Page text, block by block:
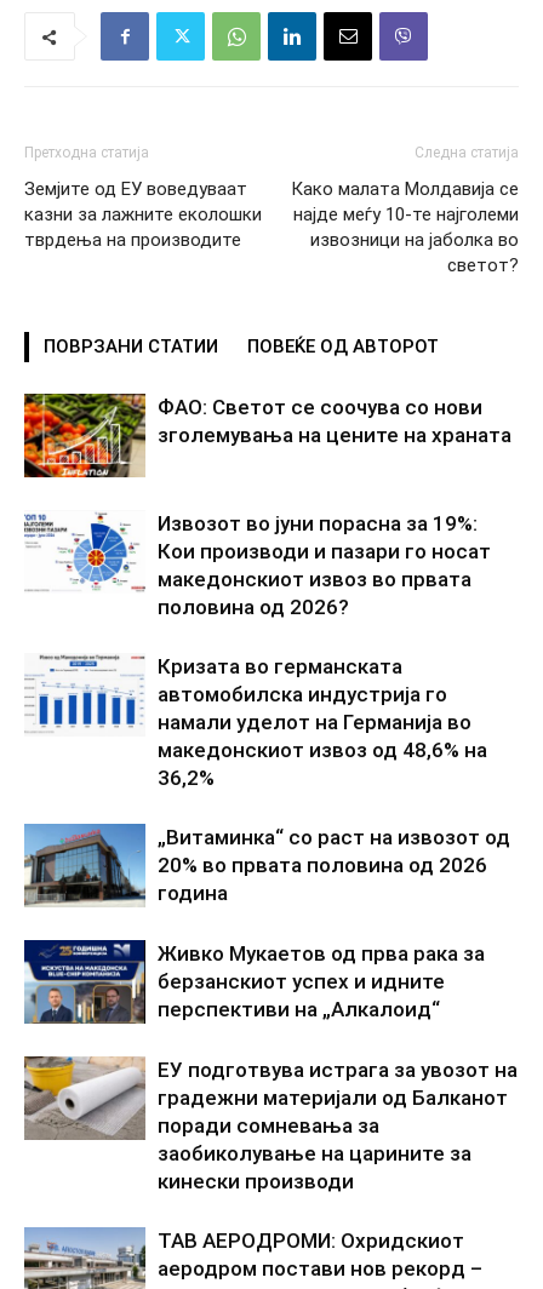
Претходна статија
Земјите од ЕУ воведуваат
казни за лажните еколошки
тврдења на производите
Следна статија
Како малата Молдавија се
најде меѓу 10-те најголеми
извозници на јаболка во
светот?
ПОВРЗАНИ СТАТИИ ПОВЕЌЕ ОД АВТОРОТ
ФАО: Светот се соочува со нови
зголемувања на цените на храната
Извозот во јуни порасна за 19%:
Кои производи и пазари го носат
македонскиот извоз во првата
половина од 2026?
Кризата во германската
автомобилска индустрија го
намали уделот на Германија во
македонскиот извоз од 48,6% на
36,2%
„Витаминка“ со раст на извозот од
20% во првата половина од 2026
година
Живко Мукаетов од прва рака за
берзанскиот успех и идните
перспективи на „Алкалоид“
ЕУ подготвува истрага за увозот на
градежни материјали од Балканот
поради сомневања за
заобиколување на царините за
кинески производи
ТАВ АЕРОДРОМИ: Охридскиот
аеродром постави нов рекорд –